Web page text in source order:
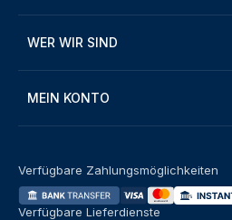
WER WIR SIND
MEIN KONTO
Verfügbare Zahlungsmöglichkeiten
Verfügbare Lieferdienste